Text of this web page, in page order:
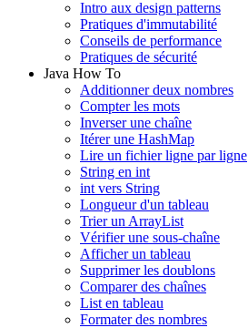
Intro aux design patterns
Pratiques d'immutabilité
Conseils de performance
Pratiques de sécurité
Java How To
Additionner deux nombres
Compter les mots
Inverser une chaîne
Itérer une HashMap
Lire un fichier ligne par ligne
String en int
int vers String
Longueur d'un tableau
Trier un ArrayList
Vérifier une sous-chaîne
Afficher un tableau
Supprimer les doublons
Comparer des chaînes
List en tableau
Formater des nombres